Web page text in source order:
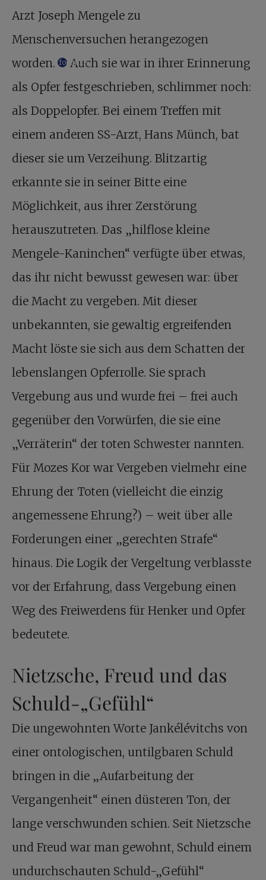
Arzt Joseph Mengele zu
Menschenversuchen herangezogen
worden. footnote
Auch sie war in ihrer Erinnerung
als Opfer festgeschrieben, schlimmer noch:
als Doppelopfer. Bei einem Treffen mit
einem anderen SS-Arzt, Hans Münch, bat
dieser sie um Verzeihung. Blitzartig
erkannte sie in seiner Bitte eine
Möglichkeit, aus ihrer Zerstörung
herauszutreten. Das „hilflose kleine
Mengele-Kaninchen“ verfügte über etwas,
das ihr nicht bewusst gewesen war: über
die Macht zu vergeben. Mit dieser
unbekannten, sie gewaltig ergreifenden
Macht löste sie sich aus dem Schatten der
lebenslangen Opferrolle. Sie sprach
Vergebung aus und wurde frei – frei auch
gegenüber den Vorwürfen, die sie eine
„Verräterin“ der toten Schwester nannten.
Für Mozes Kor war Vergeben vielmehr eine
Ehrung der Toten (vielleicht die einzig
angemessene Ehrung?) – weit über alle
Forderungen einer „gerechten Strafe“
hinaus. Die Logik der Vergeltung verblasste
vor der Erfahrung, dass Vergebung einen
Weg des Freiwerdens für Henker und Opfer
bedeutete.
Nietzsche, Freud und das
Schuld-„Gefühl“
Die ungewohnten Worte Jankélévitchs von
einer ontologischen, untilgbaren Schuld
bringen in die „Aufarbeitung der
Vergangenheit“ einen düsteren Ton, der
lange verschwunden schien. Seit Nietzsche
und Freud war man gewohnt, Schuld einem
undurchschauten Schuld-„Gefühl“